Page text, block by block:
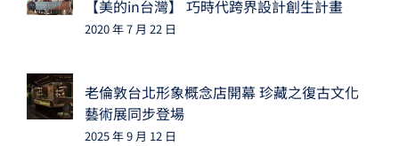
【美的in台灣】 巧時代跨界設計創生計畫
2020 年 7 月 22 日
老倫敦台北形象概念店開幕 珍藏之復古文化
藝術展同步登場
2025 年 9 月 12 日